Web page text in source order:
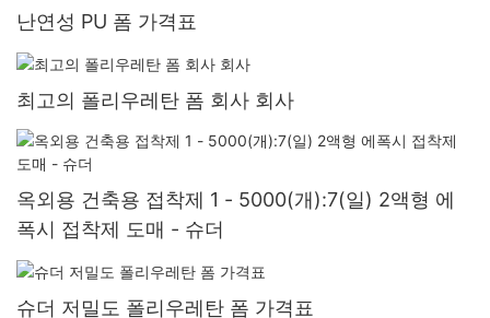
난연성 PU 폼 가격표
최고의 폴리우레탄 폼 회사 회사
옥외용 건축용 접착제 1 - 5000(개):7(일) 2액형 에
폭시 접착제 도매 - 슈더
슈더 저밀도 폴리우레탄 폼 가격표